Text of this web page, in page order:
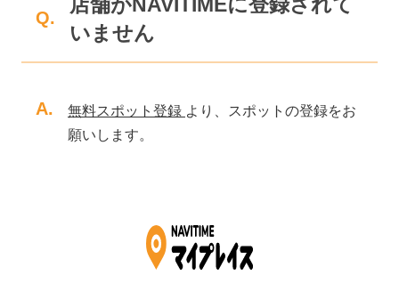
Q.
いません
A. 無料スポット登録 より、スポットの登録をお
願いします。